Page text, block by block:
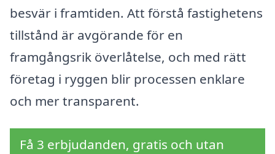
besvär i framtiden. Att förstå fastighetens
tillstånd är avgörande för en
framgångsrik överlåtelse, och med rätt
företag i ryggen blir processen enklare
och mer transparent.
Få 3 erbjudanden, gratis och utan